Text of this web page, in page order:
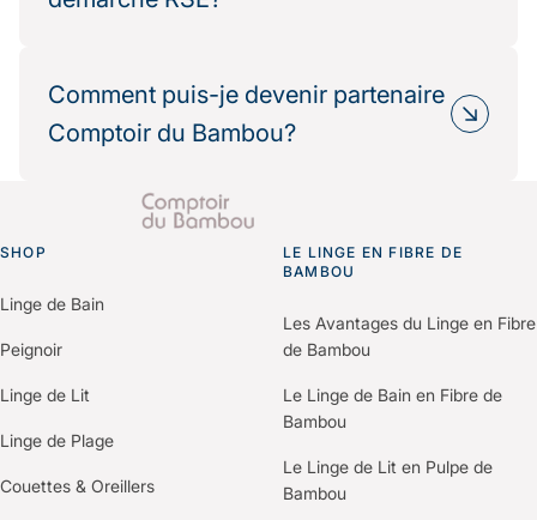
circuits courts, emballages recyclés et
impact environnemental.
choisissent Comptoir du Bambou dans le cadre
de leur politique RSE.
Nous fournissons les informations
pour vos démarches de certification (Green Key,
Comment puis-je devenir partenaire
Comptoir du Bambou?
Il vous suffit de nous contacter via le formulaire
“Espace Professionnels” du site.
Un membre de notre équipe vous recontactera
pour comprendre vos besoins et construire une
offre personnalisée selon votre établissement.
SHOP
Linge de Bain
Peignoir
Linge de Lit
Linge de Plage
Couettes & Oreillers
LE LINGE EN FIBRE DE
BAMBOU
Les Avantages du Linge en Fibre
de Bambou
Le Linge de Bain en Fibre de
Bambou
Le Linge de Lit en Pulpe de
Bambou